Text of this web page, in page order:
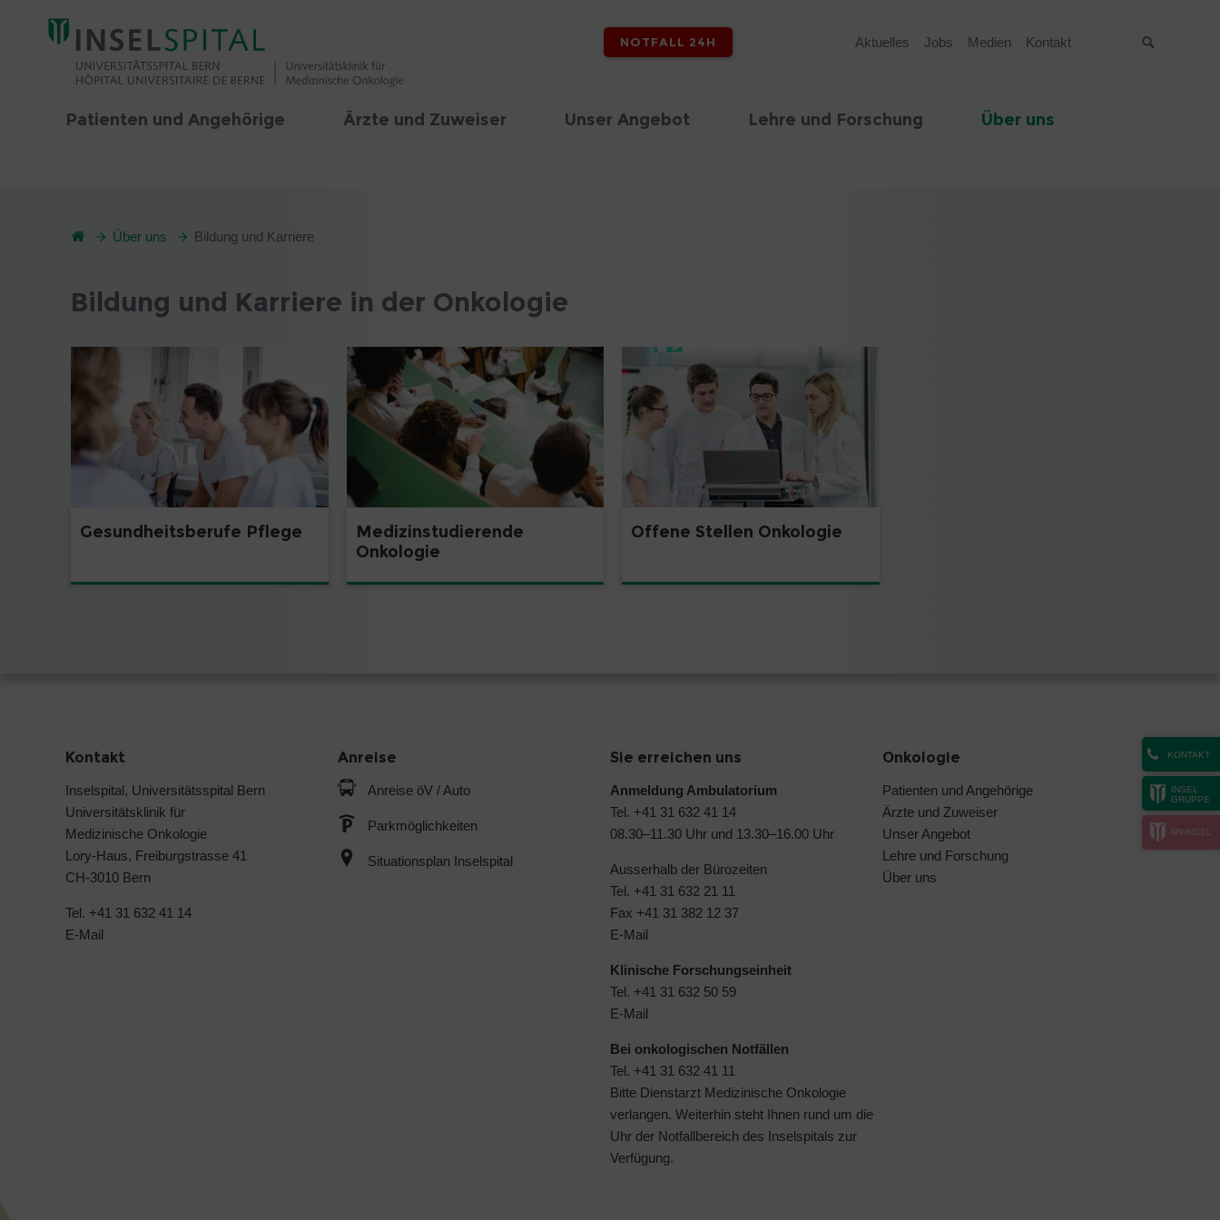
NOTFALL 24H Aktuelles Jobs Medien Kontakt
Patienten und Angehörige Ärzte und Zuweiser Unser Angebot Lehre und Forschung Über uns
KONTAKT
INSEL
GRUPPE
MYINSEL
Über uns Bildung und Karriere
Bildung und Karriere in der Onkologie
Gesundheitsberufe Pflege
Medizinstudierende
Onkologie
Offene Stellen Onkologie
Kontakt
Inselspital, Universitätsspital Bern
Universitätsklinik für
Medizinische Onkologie
Lory-Haus, Freiburgstrasse 41
CH-3010 Bern
Tel. +41 31 632 41 14
E-Mail
Anreise
Anreise öV / Auto
Parkmöglichkeiten
Situationsplan Inselspital
Sie erreichen uns
Anmeldung Ambulatorium
Tel. +41 31 632 41 14
08.30–11.30 Uhr und 13.30–16.00 Uhr
Ausserhalb der Bürozeiten
Tel. +41 31 632 21 11
Fax +41 31 382 12 37
E-Mail
Klinische Forschungseinheit
Tel. +41 31 632 50 59
E-Mail
Bei onkologischen Notfällen
Tel. +41 31 632 41 11
Bitte Dienstarzt Medizinische Onkologie
verlangen. Weiterhin steht Ihnen rund um die
Uhr der Notfallbereich des Inselspitals zur
Verfügung.
Onkologie
Patienten und Angehörige
Ärzte und Zuweiser
Unser Angebot
Lehre und Forschung
Über uns